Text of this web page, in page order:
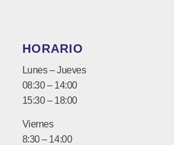
HORARIO
Lunes – Jueves
08:30 – 14:00
15:30 – 18:00
Viernes
8:30 – 14:00